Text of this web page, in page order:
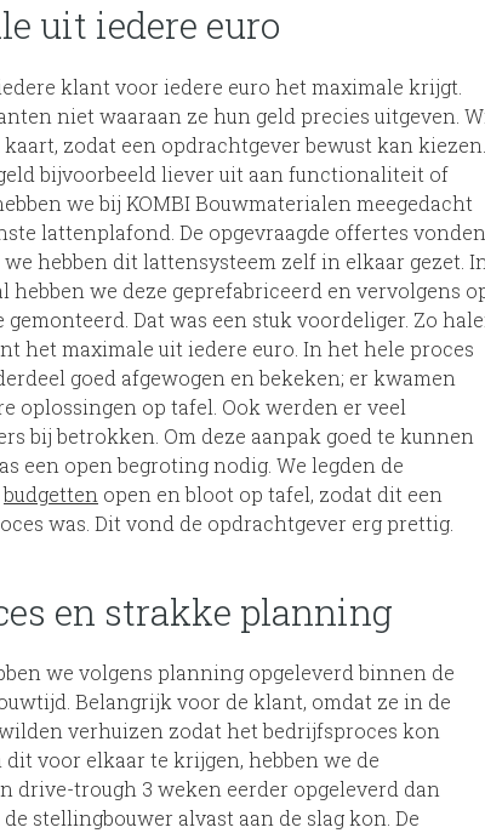
uit iedere euro
klant voor iedere euro het maximale krijgt.
niet waaraan ze hun geld precies uitgeven.
zodat een opdrachtgever bewust kan kiezen.
bijvoorbeeld liever uit aan functionaliteit of
we bij KOMBI Bouwmaterialen meegedacht
lattenplafond. De opgevraagde offertes vonden
we hebben dit lattensysteem zelf in elkaar gezet. In
hebben we deze geprefabriceerd en vervolgens
gemonteerd. Dat was een stuk voordeliger. Zo
het maximale uit iedere euro. In het hele proces
goed afgewogen en bekeken; er kwamen
oplossingen op tafel. Ook werden er veel
bij betrokken. Om deze aanpak goed te kunnen
een open begroting nodig. We legden de
budgetten open en bloot op tafel, zodat dit een
was. Dit vond de opdrachtgever erg prettig.
en strakke planning
we volgens planning opgeleverd binnen de
Belangrijk voor de klant, omdat ze in de
verhuizen zodat het bedrijfsproces kon
dit voor elkaar te krijgen, hebben we de
drive-trough 3 weken eerder opgeleverd dan
stellingbouwer alvast aan de slag kon. De